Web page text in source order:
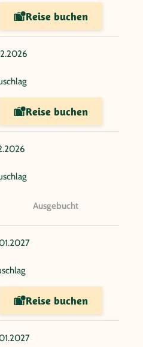
Reise buchen
Reise buchen
Ausgebucht
Reise buchen